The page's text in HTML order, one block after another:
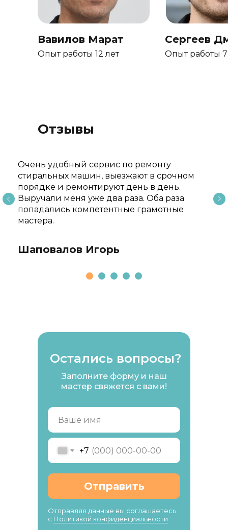
Опыт работы 12 лет Опыт работы 7
Вавилов Марат Сергеев
Отзывы
Очень удобный сервис по ремонту
стиральных машин, выезжают в срочном
порядке и ремонтируют день в день.
Выручали меня уже два раза. Оба раза
попадались компетентные грамотные
мастера.
Шаповалов Игорь
Заполните форму и наш
мастер свяжется с вами!
Остались вопросы?
+7
Отправить
Отправляя данные вы соглашаетесь
с Политикой конфиденциальности